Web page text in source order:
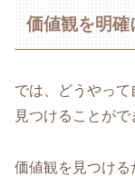
価値観を明確
では、どうやって
見つけることがで
価値観を見つけ